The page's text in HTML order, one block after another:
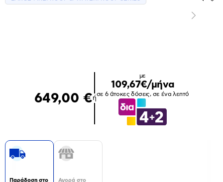
Επόμενο
649,00 €ή
με
109,67€/μήνα
σε 6 άτοκες δόσεις, σε ένα λεπτό
Παράδοση στο
Αγορά στο